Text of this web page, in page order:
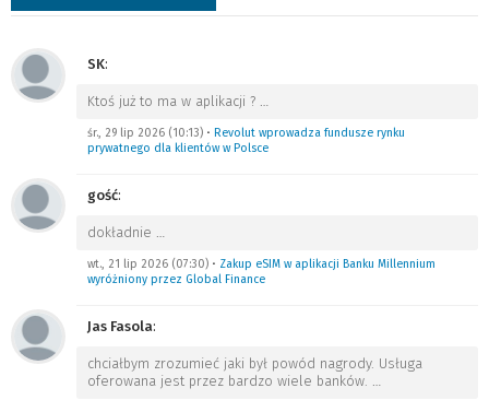
SK:
Ktoś już to ma w aplikacji ? …
śr., 29 lip 2026 (10:13) • Revolut wprowadza fundusze rynku
prywatnego dla klientów w Polsce
gość:
dokładnie …
wt., 21 lip 2026 (07:30) • Zakup eSIM w aplikacji Banku Millennium
wyróżniony przez Global Finance
Jas Fasola:
chciałbym zrozumieć jaki był powód nagrody. Usługa
oferowana jest przez bardzo wiele banków. …